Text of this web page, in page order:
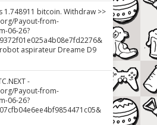
1.748911 bitcoin. Withdraw >>
Payout-from-
06-26?
aspirateur Dreame D9
-
Payout-from-
06-26?